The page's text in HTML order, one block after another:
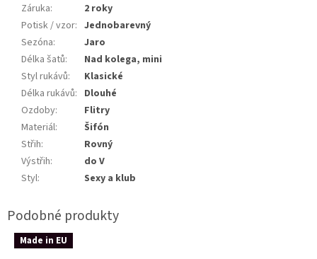
Záruka:
2 roky
Potisk / vzor: Jednobarevný
Sezóna:
Jaro
Délka šatů:
Nad kolega, mini
Styl rukávů:
Klasické
Délka rukávů: Dlouhé
Ozdoby:
Flitry
Materiál:
Šifón
Střih:
Rovný
Výstřih:
do V
Styl: Sexy a klub
Made in EU